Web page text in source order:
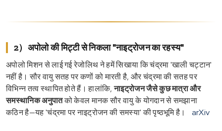
2）अपोलो की मिट्टी से निकला "नाइट्रोजन का रहस्य"
अपोलो मिशन से लाई गई रेजोलिथ ने हमें सिखाया कि चंद्रमा 'खाली चट्टान'
नहीं है। सौर वायु सतह पर कणों को मारती है, और चंद्रमा की सतह पर
विभिन्न तत्व स्थापित होते हैं। हालांकि,नाइट्रोजन जैसे कुछ मात्रा और
समस्थानिक अनुपातको केवल मानक सौर वायु के योगदान से समझाना
कठिन है—यह 'चंद्रमा पर नाइट्रोजन की समस्या' की पृष्ठभूमि है।
arXiv